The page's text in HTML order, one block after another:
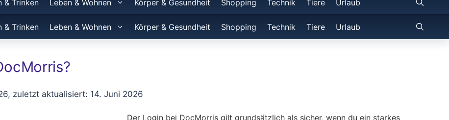
& Trinken Leben & Wohnen Körper & Gesundheit Shopping Technik Tiere Urlaub
& Trinken Leben & Wohnen Körper & Gesundheit Shopping Technik Tiere Urlaub
zuletzt aktualisiert: 14. Juni 2026
Der Login bei DocMorris gilt grundsätzlich als sicher, wenn du ein starkes